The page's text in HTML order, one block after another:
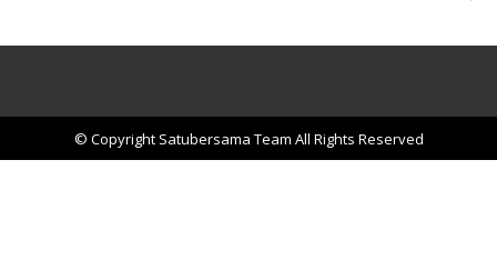
© Copyright Satubersama Team All Rights Reserved